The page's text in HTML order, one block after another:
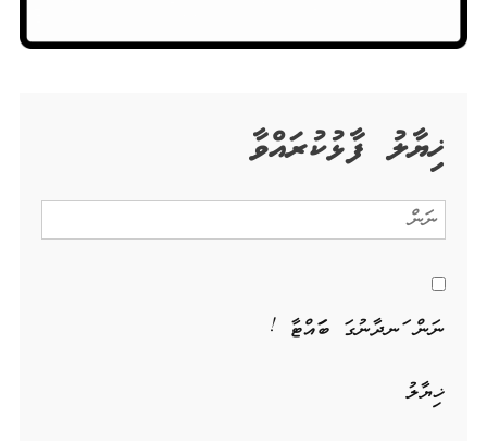
ޚިޔާލު ފާޅުކުރައްވާ
ނަން ހަނދާނުގަ ބަހައްޓާ !
ޚިޔާލު